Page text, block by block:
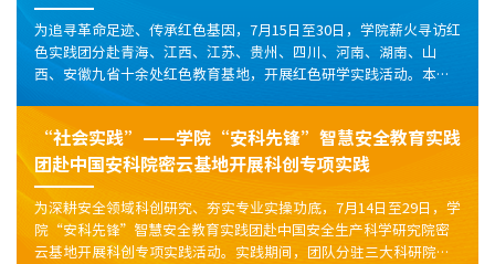
为追寻革命足迹、传承红色基因，7月15日至30日，学院薪火寻访红
色实践团分赴青海、江西、江苏、贵州、四川、河南、湖南、山
西、安徽九省十余处红色教育基地，开展红色研学实践活动。本次
纪念馆，体悟绝境坚守的革命意志；江西分队探访南昌朱德旧居，
挖掘起义地下筹备的幕后故事；江苏分队驻足淮海战役纪...
“社会实践”——学院“安科先锋”智慧安全教育实践
团赴中国安科院密云基地开展科创专项实践
​为深耕安全领域科创研究、夯实专业实操功底，7月14日至29日，学
院“安科先锋”智慧安全教育实践团赴中国安全生产科学研究院密
云基地开展科创专项实践活动。实践期间，团队分驻三大科研院